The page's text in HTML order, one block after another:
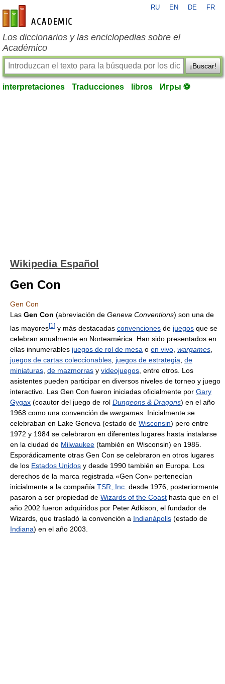
es-academic.com
RU EN DE FR
Los diccionarios y las enciclopedias sobre el
Académico
¡Buscar!
interpretaciones Traducciones libros Игры ⚽
Wikipedia Español
Gen Con
Gen Con
Las Gen Con (abreviación de Geneva Conventions) son una de
las mayores[1 ] y más destacadas convenciones de juegos que se
celebran anualmente en Norteamérica. Han sido presentados en
ellas innumerables juegos de rol de mesa o en vivo wargames
juegos de cartas coleccionables juegos de estrategia de
miniaturas de mazmorras y videojuegos , entre otros. Los
asistentes pueden participar en diversos niveles de torneo y juego
interactivo. Las Gen Con fueron iniciadas oficialmente por Gary
Gygax (coautor del juego de rol Dungeons & Dragons) en el año
1968 como una convención de wargames . Inicialmente se
celebraban en Lake Geneva (estado de Wisconsin) pero entre
1972 y 1984 se celebraron en diferentes lugares hasta instalarse
en la ciudad de Milwaukee (también en Wisconsin) en 1985.
Esporádicamente otras Gen Con se celebraron en otros lugares
de los Estados Unidos y desde 1990 también en Europa. Los
derechos de la marca registrada «Gen Con» pertenecían
inicialmente a la compañía TSR, Inc. desde 1976, posteriormente
pasaron a ser propiedad de Wizards of the Coast hasta que en el
año 2002 fueron adquiridos por Peter Adkison, el fundador de
Wizards, que trasladó la convención a Indianápolis (estado de
Indiana) en el año 2003.